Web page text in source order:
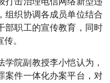
组织协调各成员单位结合
部职工的宣传教育，同时
。
学院副教授李小恺认为，
案件一体化办案平台，对